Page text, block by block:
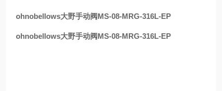
ohnobellows大野手动阀MS-08-MRG-316L-EP
ohnobellows大野手动阀MS-08-MRG-316L-EP